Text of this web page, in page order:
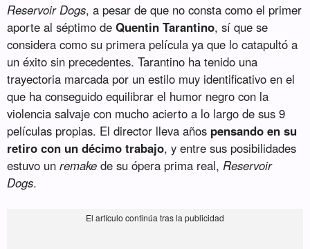
Reservoir Dogs, a pesar de que no consta como el primer
aporte al séptimo deQuentin Tarantino, sí que se
considera como su primera película ya que lo catapultó a
un éxito sin precedentes. Tarantino ha tenido una
trayectoria marcada por un estilo muy identificativo en el
que ha conseguido equilibrar el humor negro con la
violencia salvaje con mucho acierto a lo largo de sus 9
películas propias. El director lleva años pensando en su
retiro con un décimo trabajo, y entre sus posibilidades
estuvo unremake de su ópera prima real, Reservoir
Dogs.